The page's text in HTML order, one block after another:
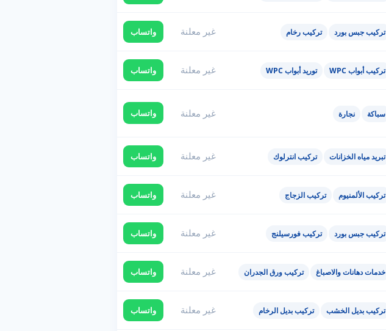
تركيب جبس بورد تركيب رخام غير معلنة واتساب
تركيب أبواب WPC توريد أبواب WPC غير معلنة واتساب
سباكة نجارة غير معلنة واتساب
تبريد مياه الخزانات تركيب انترلوك غير معلنة واتساب
تركيب الألمنيوم تركيب الزجاج غير معلنة واتساب
تركيب جبس بورد تركيب فورسيلنج غير معلنة واتساب
خدمات دهانات والاصباغ تركيب ورق الجدران غير معلنة واتساب
تركيب بديل الخشب تركيب بديل الرخام غير معلنة واتساب